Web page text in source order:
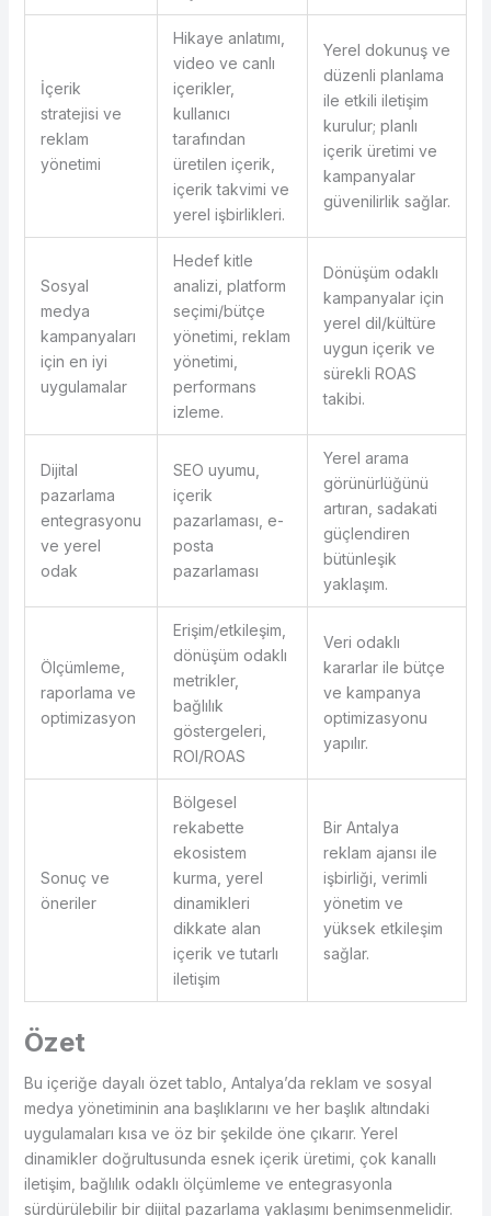
İçerik
stratejisi ve
reklam
yönetimi
Hikaye anlatımı,
video ve canlı
içerikler,
kullanıcı
tarafından
üretilen içerik,
içerik takvimi ve
yerel işbirlikleri.
Yerel dokunuş ve
düzenli planlama
ile etkili iletişim
kurulur; planlı
içerik üretimi ve
kampanyalar
güvenilirlik sağlar.
Sosyal
medya
kampanyaları
için en iyi
uygulamalar
Hedef kitle
analizi, platform
seçimi/bütçe
yönetimi, reklam
yönetimi,
performans
izleme.
Dönüşüm odaklı
kampanyalar için
yerel dil/kültüre
uygun içerik ve
sürekli ROAS
takibi.
Dijital
pazarlama
entegrasyonu
ve yerel
odak
SEO uyumu,
içerik
pazarlaması, e-
posta
pazarlaması
Yerel arama
görünürlüğünü
artıran, sadakati
güçlendiren
bütünleşik
yaklaşım.
Ölçümleme,
raporlama ve
optimizasyon
Erişim/etkileşim,
dönüşüm odaklı
metrikler,
bağlılık
göstergeleri,
ROI/ROAS
Veri odaklı
kararlar ile bütçe
ve kampanya
optimizasyonu
yapılır.
Sonuç ve
öneriler
Bölgesel
rekabette
ekosistem
kurma, yerel
dinamikleri
dikkate alan
içerik ve tutarlı
iletişim
Bir Antalya
reklam ajansı ile
işbirliği, verimli
yönetim ve
yüksek etkileşim
sağlar.
Özet
Bu içeriğe dayalı özet tablo, Antalya’da reklam ve sosyal
medya yönetiminin ana başlıklarını ve her başlık altındaki
uygulamaları kısa ve öz bir şekilde öne çıkarır. Yerel
dinamikler doğrultusunda esnek içerik üretimi, çok kanallı
iletişim, bağlılık odaklı ölçümleme ve entegrasyonla
sürdürülebilir bir dijital pazarlama yaklaşımı benimsenmelidir.